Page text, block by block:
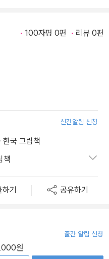
100자평 0편 리뷰 0편
신간알림 신청
한국 그림책
책
기 공유하기
출간 알림 신청
원